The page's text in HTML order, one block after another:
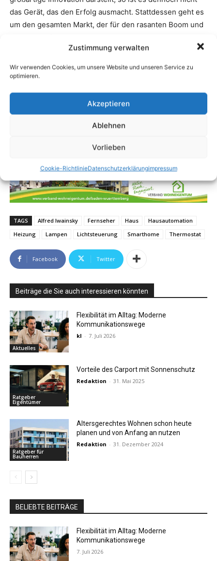
Zustimmung verwalten
Wir verwenden Cookies, um unsere Website und unseren Service zu
optimieren.
Akzeptieren
Ablehnen
Vorlieben
Cookie-RichtlinieDatenschutzerklärungimpressum
das Gerät, das den Erfolg ausmacht. Stattdessen geht es
um den gesamten Markt, der für den rasanten Boom und
Das Ziel ist es stets, die individuellen Nutzer-Bedürfnisse
und auch die einfache Bedienung in den Mittelpunkt zu
einziges Gerät zum Erfolg, sondern eine große Auswahl
an Geräten, Technologien, Systemen und auch
Applikationen, die kombiniert und vernetzt funktionieren
Ergebnis für den Nutzer in den Mittelpunkt stellen.
TAGS Alfred Iwainsky Fernseher Haus
Hausautomation
Heizung
Lampen Lichtsteuerung Smarthome Thermostat
Facebook Twitter
Beiträge die Sie auch interessieren könnten
Aktuelles
Flexibilität im Alltag: Moderne
Kommunikationswege
kl - 7. Juli 2026
Ratgeber
Eigentümer
Vorteile des Carport mit Sonnenschutz
Redaktion - 31. Mai 2025
Ratgeber für
Bauherren
Altersgerechtes Wohnen schon heute
planen und von Anfang an nutzen
Redaktion - 31. Dezember 2024
BELIEBTE BEITRÄGE
Flexibilität im Alltag: Moderne
Kommunikationswege
7. Juli 2026